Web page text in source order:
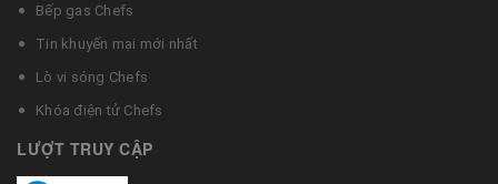
Bếp gas Chefs
Tin khuyến mại mới nhất
Lò vi sóng Chefs
Khóa điện tử Chefs
LƯỢT TRUY CẬP